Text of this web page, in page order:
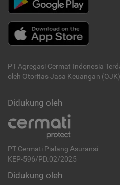
PT Agregasi Cermat Indonesia
oleh Otoritas Jasa Keuangan (OJK)
Didukung oleh
PT Cermati Pialang Asuransi
KEP-596/PD.02/2025
Didukung oleh